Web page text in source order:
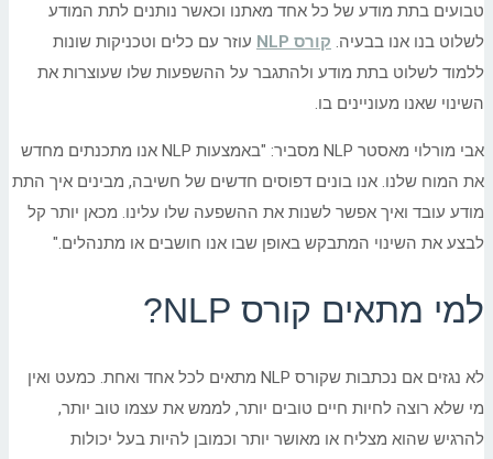
טבועים בתת מודע של כל אחד מאתנו וכאשר נותנים לתת המודע
לשלוט בנו אנו בבעיה. קורס NLP
עוזר עם כלים וטכניקות שונות
ללמוד לשלוט בתת מודע ולהתגבר על ההשפעות שלו שעוצרות את
השינוי שאנו מעוניינים בו.
אבי מורלוי מאסטר NLP מסביר: "באמצעות NLP אנו מתכנתים מחדש
את המוח שלנו. אנו בונים דפוסים חדשים של חשיבה, מבינים איך התת
מודע עובד ואיך אפשר לשנות את ההשפעה שלו עלינו. מכאן יותר קל
לבצע את השינוי המתבקש באופן שבו אנו חושבים או מתנהלים."
למי מתאים קורס NLP?
לא נגזים אם נכתבות שקורס NLP מתאים לכל אחד ואחת. כמעט ואין
מי שלא רוצה לחיות חיים טובים יותר, לממש את עצמו טוב יותר,
להרגיש שהוא מצליח או מאושר יותר וכמובן להיות בעל יכולות